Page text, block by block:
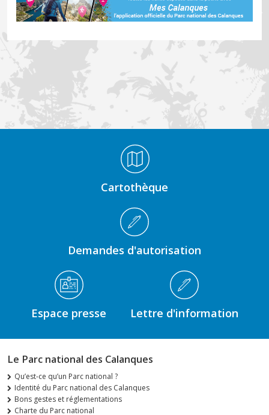
Cartothèque
Demandes d'autorisation
Espace presse Lettre d'information
Le Parc national des Calanques
Qu’est-ce qu’un Parc national ?
Identité du Parc national des Calanques
Bons gestes et réglementations
Charte du Parc national